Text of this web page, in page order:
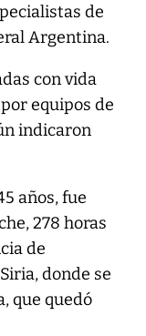
de
Argentina.
con vida
equipos de
indicaron
años, fue
278 horas
de
donde se
que quedó